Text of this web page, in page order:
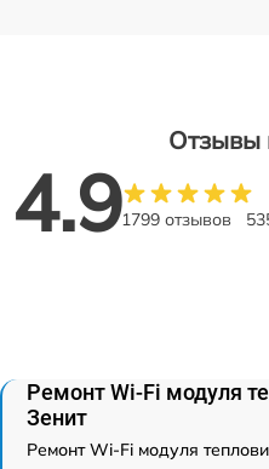
Отзывы
4.91799 отзывов
Ремонт Wi-Fi модуля
Зенит
Ремонт Wi-Fi модуля